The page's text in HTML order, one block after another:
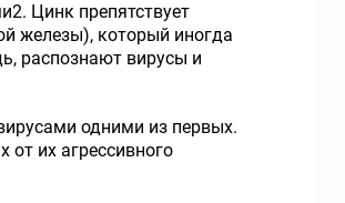
Цинк препятствует
железы), который иногда
распознают вирусы и
одними из первых.
от их агрессивного